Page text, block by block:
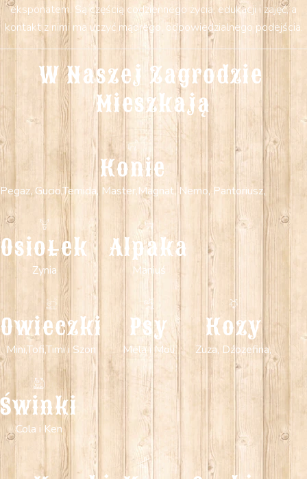
eksponatem. Są częścią codziennego życia, edukacji i zajęć, a
kontakt z nimi ma uczyć mądrego, odpowiedzialnego podejścia.
W Naszej Zagrodzie
Mieszkają
Konie
Pegaz, Gucio,Temida, Master,Magnat, Nemo, Pantoriusz,
Osiołek
Zynia
Alpaka
Maniuś
Owieczki
Mini,Tofi,Timi i Szon
Psy
Mela i Moli
Kozy
Zuza, Dźozefina,
Świnki
Cola i Ken